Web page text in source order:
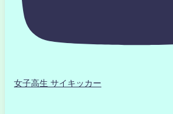
女子高生 サイキッカー